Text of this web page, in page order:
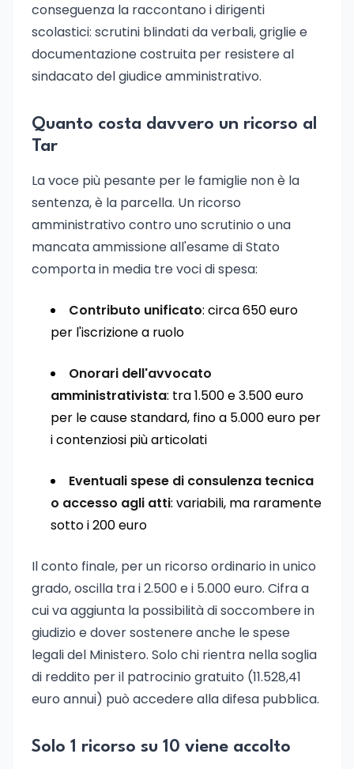
conseguenza la raccontano i dirigenti
scolastici: scrutini blindati da verbali, griglie e
documentazione costruita per resistere al
sindacato del giudice amministrativo.
Quanto costa davvero un ricorso al
Tar
La voce più pesante per le famiglie non è la
sentenza, è la parcella. Un ricorso
amministrativo contro uno scrutinio o una
mancata ammissione all'esame di Stato
comporta in media tre voci di spesa:
Contributo unificato: circa 650 euro
per l'iscrizione a ruolo
Onorari dell'avvocato
amministrativista: tra 1.500 e 3.500 euro
per le cause standard, fino a 5.000 euro per
i contenziosi più articolati
Eventuali spese di consulenza tecnica
o accesso agli atti: variabili, ma raramente
sotto i 200 euro
Il conto finale, per un ricorso ordinario in unico
grado, oscilla tra i 2.500 e i 5.000 euro. Cifra a
cui va aggiunta la possibilità di soccombere in
giudizio e dover sostenere anche le spese
legali del Ministero. Solo chi rientra nella soglia
di reddito per il patrocinio gratuito (11.528,41
euro annui) può accedere alla difesa pubblica.
Solo 1 ricorso su 10 viene accolto